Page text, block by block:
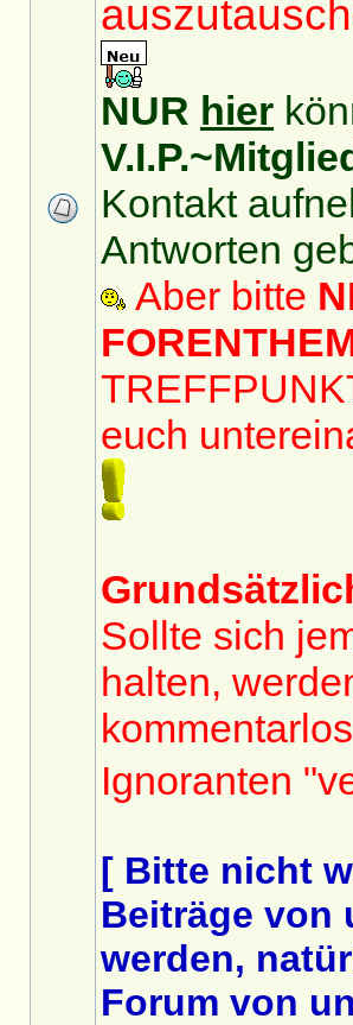
NUR hier
Kontakt
Antworten
Aber bitte
euch
Sollte sich
halten,
Ignoranten
[ Bitte nicht
Beiträge von
werden,
Forum von